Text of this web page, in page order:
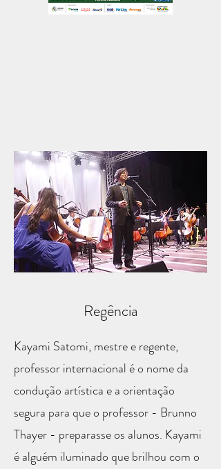
Regência
Kayami Satomi, mestre e regente,
professor internacional é o nome da
condução artística e a orientação
segura para que o professor - Brunno
Thayer - preparasse os alunos. Kayami
é alguém iluminado que brilhou com o